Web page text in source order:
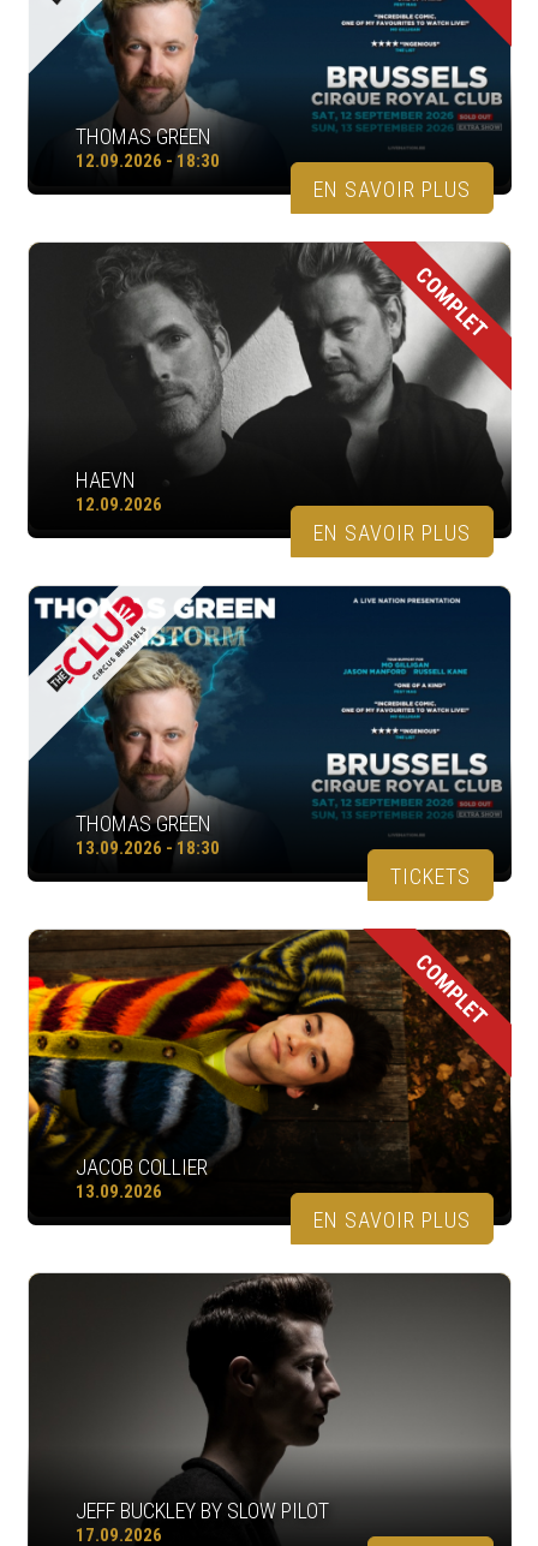
THOMAS GREEN
12.09.2026 - 18:30
EN SAVOIR PLUS
COMPLET
HAEVN
12.09.2026
EN SAVOIR PLUS
THOMAS GREEN
13.09.2026 - 18:30
TICKETS
COMPLET
JACOB COLLIER
13.09.2026
EN SAVOIR PLUS
JEFF BUCKLEY BY SLOW PILOT
17.09.2026